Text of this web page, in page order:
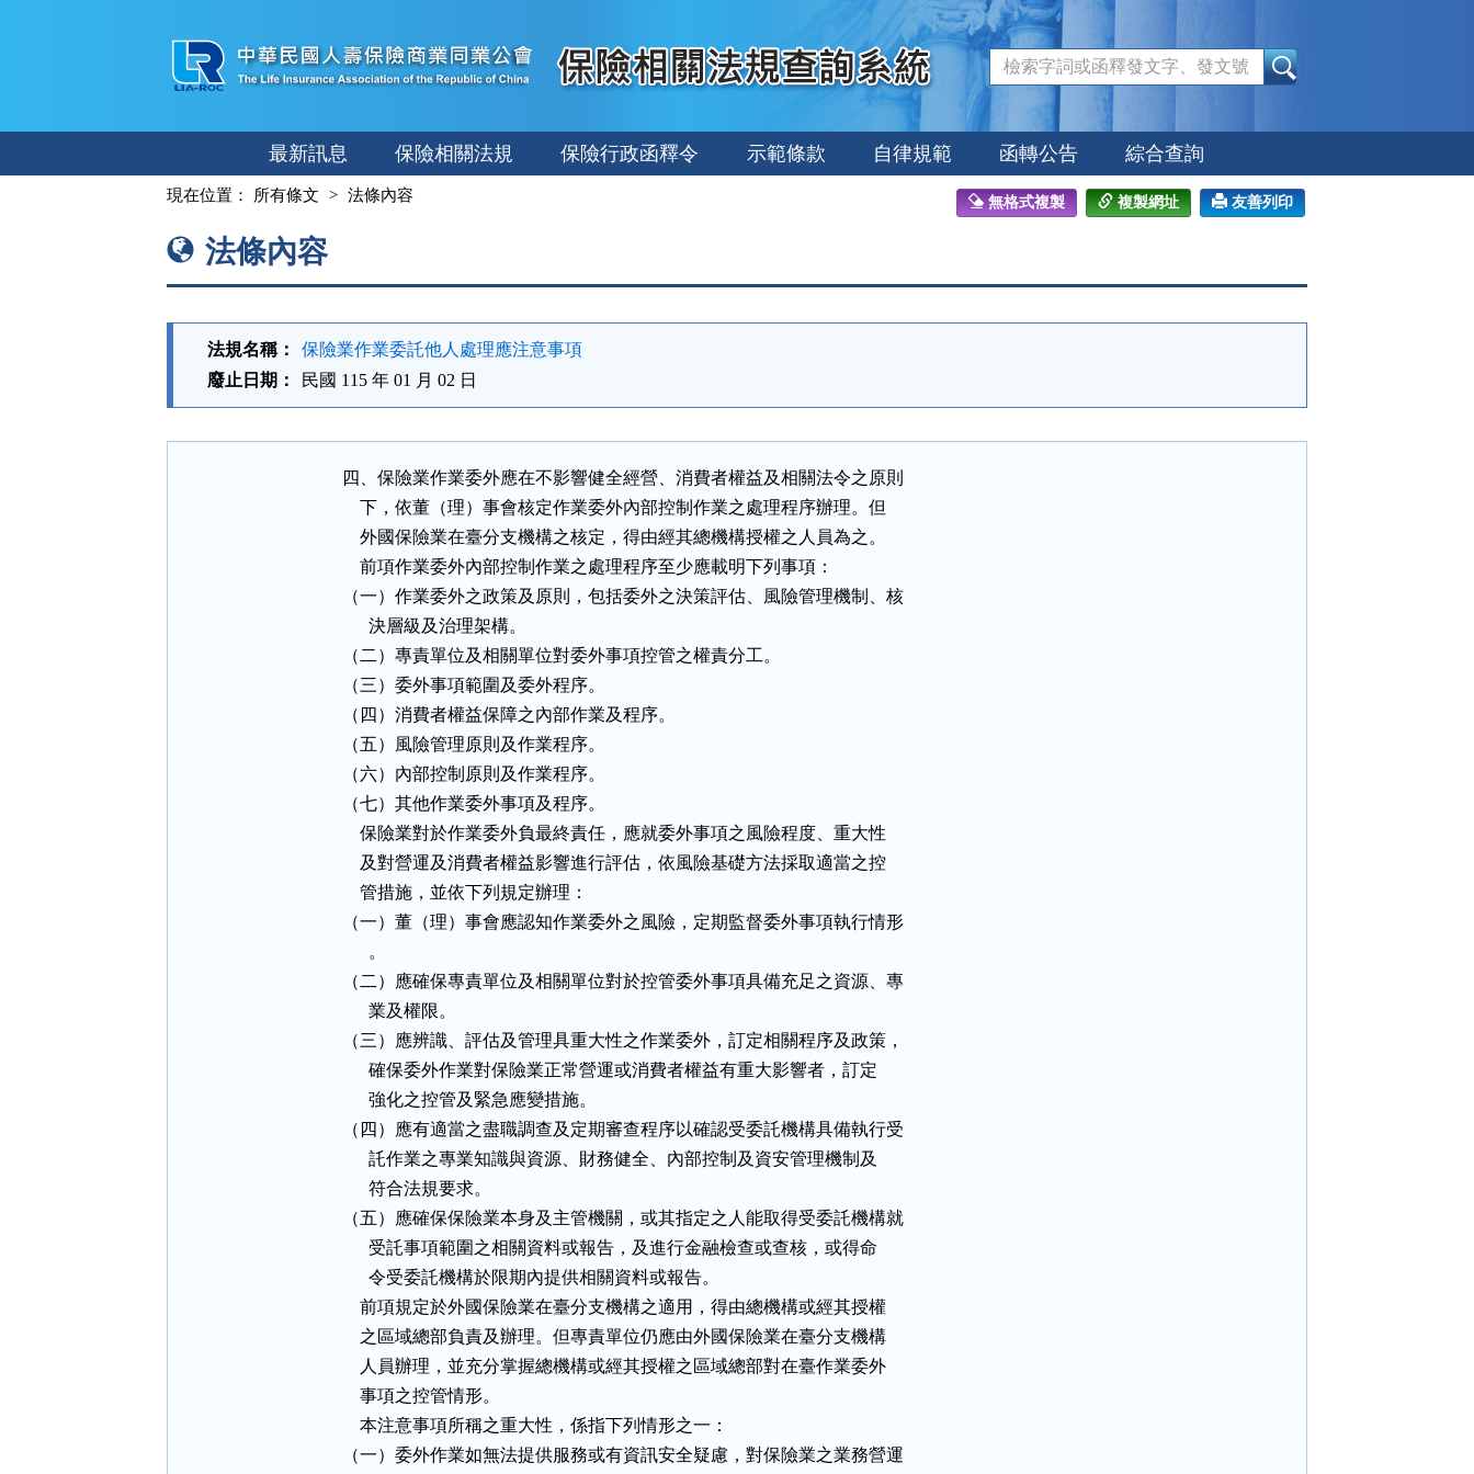
容
最新訊息 保險相關法規 保險行政函釋令 示範條款 自律規範 函轉公告 綜合查詢
現在位置： 所有條文 法條內容 無格式複製 複製網址 友善列印
法條內容
法規名稱：
保險業作業委託他人處理應注意事項
廢止日期：
民國 115 年 01 月 02 日
四、保險業作業委外應在不影響健全經營、消費者權益及相關法令之原則
    下，依董（理）事會核定作業委外內部控制作業之處理程序辦理。但
    外國保險業在臺分支機構之核定，得由經其總機構授權之人員為之。
    前項作業委外內部控制作業之處理程序至少應載明下列事項：
（一）作業委外之政策及原則，包括委外之決策評估、風險管理機制、核
      決層級及治理架構。
（二）專責單位及相關單位對委外事項控管之權責分工。
（三）委外事項範圍及委外程序。
（四）消費者權益保障之內部作業及程序。
（五）風險管理原則及作業程序。
（六）內部控制原則及作業程序。
（七）其他作業委外事項及程序。
    保險業對於作業委外負最終責任，應就委外事項之風險程度、重大性
    及對營運及消費者權益影響進行評估，依風險基礎方法採取適當之控
    管措施，並依下列規定辦理：
（一）董（理）事會應認知作業委外之風險，定期監督委外事項執行情形
      。
（二）應確保專責單位及相關單位對於控管委外事項具備充足之資源、專
      業及權限。
（三）應辨識、評估及管理具重大性之作業委外，訂定相關程序及政策，
      確保委外作業對保險業正常營運或消費者權益有重大影響者，訂定
      強化之控管及緊急應變措施。
（四）應有適當之盡職調查及定期審查程序以確認受委託機構具備執行受
      託作業之專業知識與資源、財務健全、內部控制及資安管理機制及
      符合法規要求。
（五）應確保保險業本身及主管機關，或其指定之人能取得受委託機構就
      受託事項範圍之相關資料或報告，及進行金融檢查或查核，或得命
      令受委託機構於限期內提供相關資料或報告。
    前項規定於外國保險業在臺分支機構之適用，得由總機構或經其授權
    之區域總部負責及辦理。但專責單位仍應由外國保險業在臺分支機構
    人員辦理，並充分掌握總機構或經其授權之區域總部對在臺作業委外
    事項之控管情形。
    本注意事項所稱之重大性，係指下列情形之一：
（一）委外作業如無法提供服務或有資訊安全疑慮，對保險業之業務營運